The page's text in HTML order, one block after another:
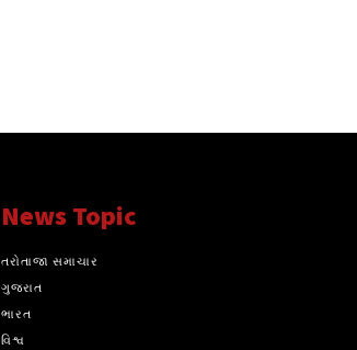
News Topic
તરોતાજા સમાચાર
ગુજરાત
ભારત
વિશ્વ